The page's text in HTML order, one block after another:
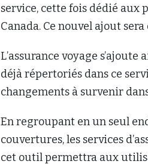
service, cette fois dédié aux
Canada. Ce nouvel ajout
L’assurance voyage
déjà répertoriés dans ce
changements à survenir
En regroupant en un seul
couvertures, les services
cet outil permettra aux